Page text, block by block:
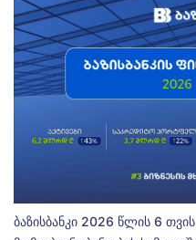
ბაზისბანკი 2026 წლის 6